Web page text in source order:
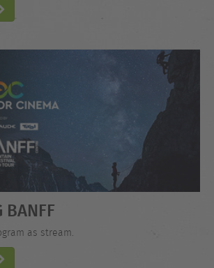
BANFF
as stream.